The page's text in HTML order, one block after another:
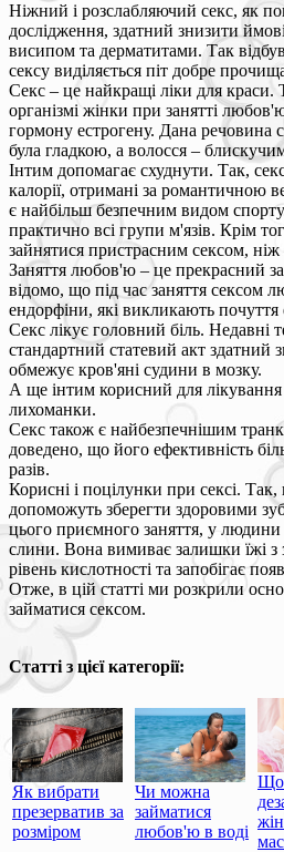
Ніжний і розслабляючий секс, як
дослідження, здатний знизити
висипом та дерматитами. Так
сексу виділяється піт добре
Секс – це найкращі ліки для краси.
організмі жінки при занятті
гормону естрогену. Дана речовина
була гладкою, а волосся –
Інтим допомагає схуднути. Так,
калорії, отримані за романтичною
є найбільш безпечним видом спорту.
практично всі групи м'язів. Крім
зайнятися пристрасним сексом,
Заняття любов'ю – це прекрасний
відомо, що під час заняття сексом
ендорфіни, які викликають почуття
Секс лікує головний біль. Недавні
стандартний статевий акт
обмежує кров'яні судини в мозку.
А ще інтим корисний для лікування
лихоманки.
Секс також є найбезпечнішим
доведено, що його ефективність
разів.
Корисні і поцілунки при сексі.
допоможуть зберегти здоровими
цього приємного заняття, у людини
слини. Вона вимиває залишки їжі з
рівень кислотності та запобігає
Отже, в цій статті ми розкрили
займатися сексом.
Статті з цієї категорії:
Як вибрати
презерватив за
розміром
Чи можна
займатися
любов'ю в воді
Що